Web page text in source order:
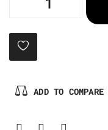
ADD TO COMPARE